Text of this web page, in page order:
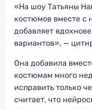
«На шоу Татьяны
костюмов вместе с
добавляет
вариантов», —
Она добавила
костюмам много
исправить только
считает, что